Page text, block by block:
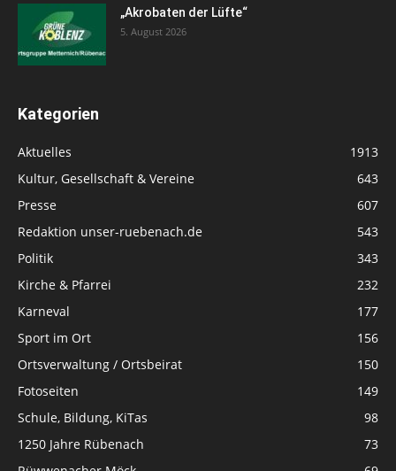
„Akrobaten der Lüfte“
5. August 2026
Kategorien
Aktuelles
1913
Kultur, Gesellschaft & Vereine
643
Presse
607
Redaktion unser-ruebenach.de
543
Politik
343
Kirche & Pfarrei
232
Karneval
177
Sport im Ort
156
Ortsverwaltung / Ortsbeirat
150
Fotoseiten
149
Schule, Bildung, KiTas
98
1250 Jahre Rübenach
73